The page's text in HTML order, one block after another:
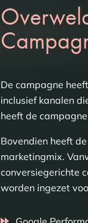
De campagne
inclusief kanalen
heeft de
Bovendien heeft
marketingmix.
conversiegerichte
worden ingezet